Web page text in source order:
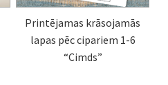
Printējamas krāsojamās
lapas pēc cipariem 1-6
“Cimds”